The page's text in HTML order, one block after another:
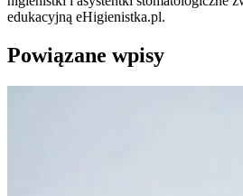
edukacyjną eHigienistka.pl.
Powiązane wpisy